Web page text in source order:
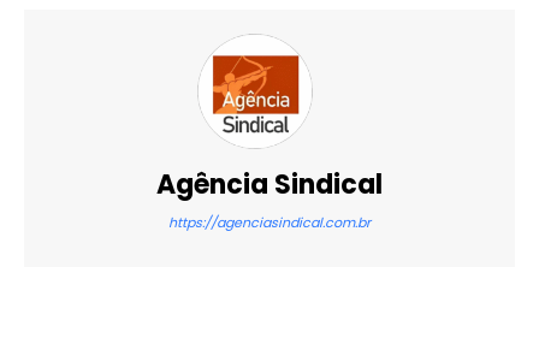
Agência Sindical
https://agenciasindical.com.br